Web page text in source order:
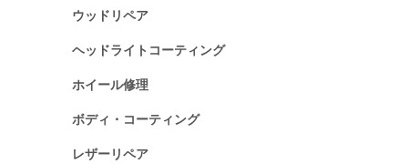
ウッドリペア
ヘッドライトコーティング
ホイール修理
ボディ・コーティング
レザーリペア